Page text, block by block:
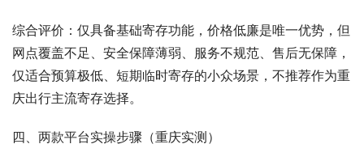
综合评价：仅具备基础寄存功能，价格低廉是唯一优势，但
网点覆盖不足、安全保障薄弱、服务不规范、售后无保障，
仅适合预算极低、短期临时寄存的小众场景，不推荐作为重
庆出行主流寄存选择。
四、两款平台实操步骤（重庆实测）